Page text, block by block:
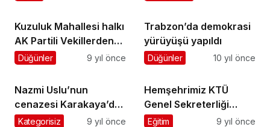
Kuzuluk Mahallesi halkı
AK Partili Vekillerden
yollarının yapılmasını
Düğünler 9 yıl önce
Trabzon’da demokrasi
yürüyüşü yapıldı
Düğünler 10 yıl önce
Nazmi Uslu’nun
cenazesi Karakaya’da
toprağa verildi
Kategorisiz 9 yıl önce
Hemşehrimiz KTÜ
Genel Sekreterliği
görevine atandı
Eğitim 9 yıl önce